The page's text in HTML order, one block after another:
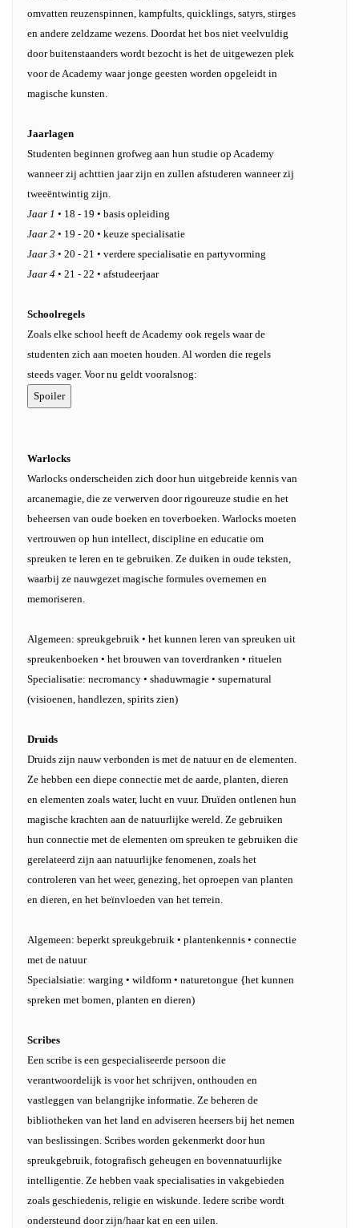
omvatten reuzenspinnen, kampfults, quicklings, satyrs, stirges
en andere zeldzame wezens. Doordat het bos niet veelvuldig
door buitenstaanders wordt bezocht is het de uitgewezen plek
voor de Academy waar jonge geesten worden opgeleidt in
magische kunsten.
Jaarlagen
Studenten beginnen grofweg aan hun studie op Academy
wanneer zij achttien jaar zijn en zullen afstuderen wanneer zij
tweeëntwintig zijn.
Jaar 1 • 18 - 19 • basis opleiding
Jaar 2 • 19 - 20 • keuze specialisatie
Jaar 3 • 20 - 21 • verdere specialisatie en partyvorming
Jaar 4 • 21 - 22 • afstudeerjaar
Schoolregels
Zoals elke school heeft de Academy ook regels waar de
studenten zich aan moeten houden. Al worden die regels
steeds vager. Voor nu geldt vooralsnog:
Warlocks
Warlocks onderscheiden zich door hun uitgebreide kennis van
arcanemagie, die ze verwerven door rigoureuze studie en het
beheersen van oude boeken en toverboeken. Warlocks moeten
vertrouwen op hun intellect, discipline en educatie om
spreuken te leren en te gebruiken. Ze duiken in oude teksten,
waarbij ze nauwgezet magische formules overnemen en
memoriseren.
Algemeen: spreukgebruik • het kunnen leren van spreuken uit
spreukenboeken • het brouwen van toverdranken • rituelen
Specialisatie: necromancy • shaduwmagie • supernatural
(visioenen, handlezen, spirits zien)
Druids
Druids zijn nauw verbonden is met de natuur en de elementen.
Ze hebben een diepe connectie met de aarde, planten, dieren
en elementen zoals water, lucht en vuur. Druïden ontlenen hun
magische krachten aan de natuurlijke wereld. Ze gebruiken
hun connectie met de elementen om spreuken te gebruiken die
gerelateerd zijn aan natuurlijke fenomenen, zoals het
controleren van het weer, genezing, het oproepen van planten
en dieren, en het beïnvloeden van het terrein.
Algemeen: beperkt spreukgebruik • plantenkennis • connectie
met de natuur
Specialsiatie: warging • wildform • naturetongue {het kunnen
spreken met bomen, planten en dieren)
Scribes
Een scribe is een gespecialiseerde persoon die
verantwoordelijk is voor het schrijven, onthouden en
vastleggen van belangrijke informatie. Ze beheren de
bibliotheken van het land en adviseren heersers bij het nemen
van beslissingen. Scribes worden gekenmerkt door hun
spreukgebruik, fotografisch geheugen en bovennatuurlijke
intelligentie. Ze hebben vaak specialisaties in vakgebieden
zoals geschiedenis, religie en wiskunde. Iedere scribe wordt
ondersteund door zijn/haar kat en een uilen.